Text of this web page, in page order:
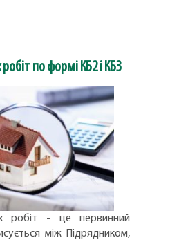
по формі КБ2 і КБ3
робіт - це первинний
між Підрядником,